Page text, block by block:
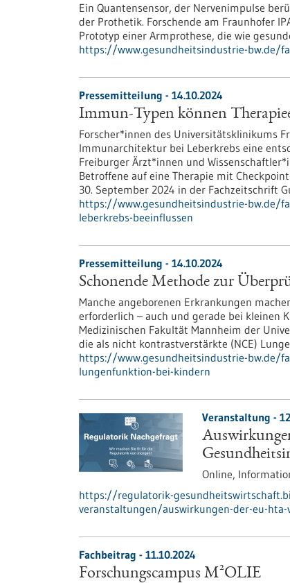
Ein Quantensensor, der Nervenimpulse
der Prothetik. Forschende am Fraunhofer
Prototyp einer Armprothese, die wie
https://www.gesundheitsindustrie-bw.de/
Pressemitteilung - 14.10.2024
Immun-Typen können
Forscher*innen des Universitätsklinikums
Immunarchitektur bei Leberkrebs eine
Freiburger Ärzt*innen und
Betroffene auf eine Therapie mit
30. September 2024 in der Fachzeitschrift
https://www.gesundheitsindustrie-bw.de/
leberkrebs-beeinflussen
Pressemitteilung - 14.10.2024
Schonende Methode zur
Manche angeborenen Erkrankungen
erforderlich – auch und gerade bei kleinen
Medizinischen Fakultät Mannheim der
die als nicht kontrastverstärkte (NCE)
https://www.gesundheitsindustrie-bw.de/
lungenfunktion-bei-kindern
Veranstaltung -
Online,
https://regulatorik-
veranstaltungen/auswirkungen-der-eu-
Fachbeitrag - 11.10.2024
Forschungscampus M²OLIE